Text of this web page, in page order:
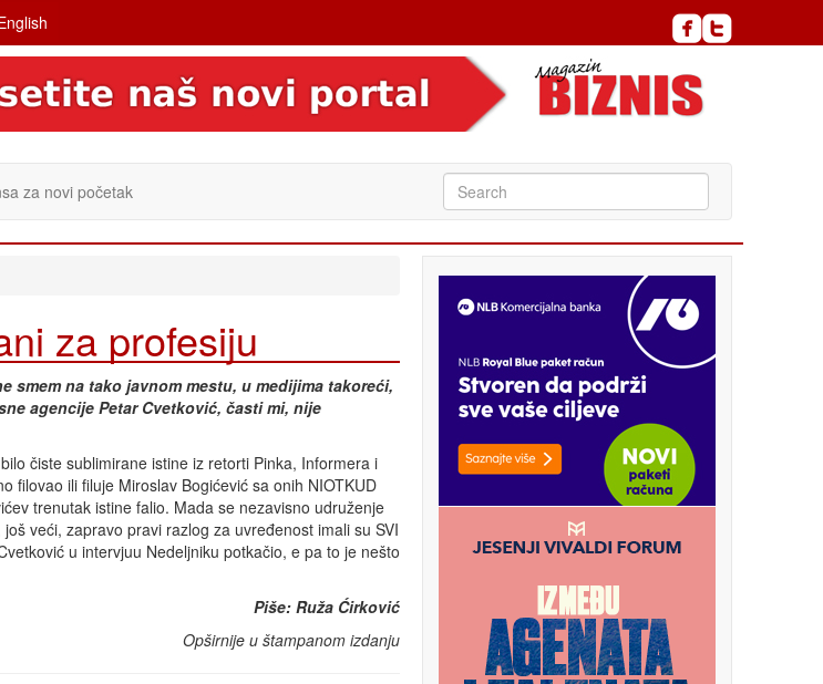
za novi početak
za profesiju
smem na tako javnom mestu, u medijima takoreći,
agencije Petar Cvetković, časti mi, nije
čiste sublimirane istine iz retorti Pinka, Informera i
filovao ili filuje Miroslav Bogićević sa onih NIOTKUD
trenutak istine falio. Mada se nezavisno udruženje
veći, zapravo pravi razlog za uvređenost imali su SVI
u intervjuu Nedeljniku potkačio, e pa to je nešto
Piše: Ruža Ćirković
Opširnije u štampanom izdanju